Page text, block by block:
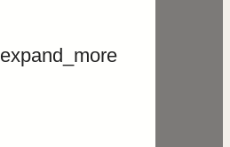
expand_more